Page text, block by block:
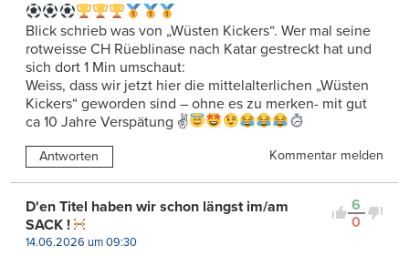
Blick schrieb was von „Wüsten Kickers“. Wer mal seine
rotweisse CH Rüeblinase nach Katar gestreckt hat und
sich dort 1 Min umschaut:
Weiss, dass wir jetzt hier die mittelalterlichen „Wüsten
Kickers“ geworden sind – ohne es zu merken- mit gut
ca 10 Jahre Verspätung ✌
Antworten Kommentar melden
6
0
D'en Titel haben wir schon längst im/am
SACK !
14.06.2026 um 09:30